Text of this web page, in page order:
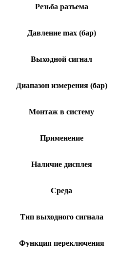
Резьба разъема
Давление max (бар)
Выходной сигнал
Диапазон измерения (бар)
Монтаж в систему
Применение
Наличие дисплея
Среда
Тип выходного сигнала
Функция переключения